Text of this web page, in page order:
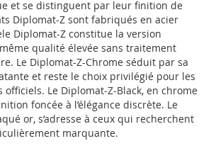
et se distinguent par leur finition de
Diplomat-Z sont fabriqués en acier
Diplomat-Z constitue la version
qualité élevée sans traitement
Le Diplomat-Z-Chrome séduit par sa
et reste le choix privilégié pour les
officiels. Le Diplomat-Z-Black, en chrome
foncée à l’élégance discrète. Le
or, s’adresse à ceux qui recherchent
marquante.